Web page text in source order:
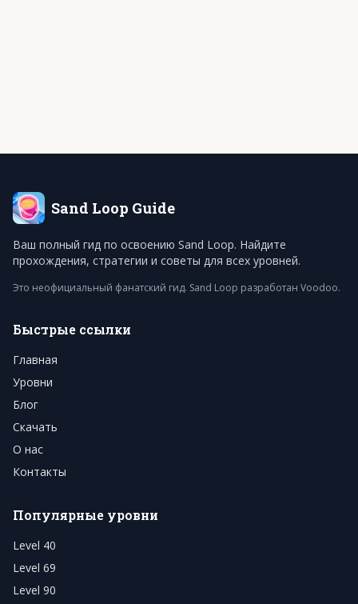
Sand Loop Guide
Ваш полный гид по освоению Sand Loop. Найдите
прохождения, стратегии и советы для всех уровней.
Это неофициальный фанатский гид. Sand Loop разработан Voodoo.
Быстрые ссылки
Главная
Уровни
Блог
Скачать
О нас
Контакты
Популярные уровни
Level 40
Level 69
Level 90